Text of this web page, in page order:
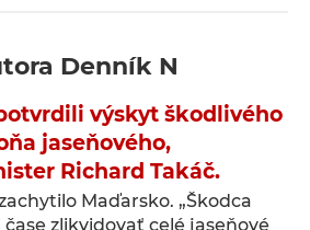
Denník N
výskyt škodlivého
jaseňového,
Richard Takáč.
Maďarsko. „Škodca
zlikvidovať celé jaseňové